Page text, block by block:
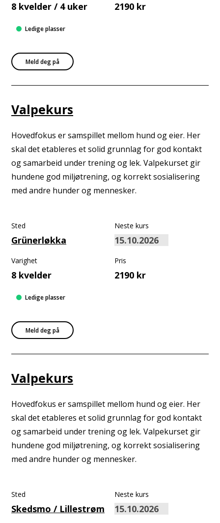
8 kvelder / 4 uker 2190 kr
Meld deg på
Ledige plasser
Valpekurs
Hovedfokus er samspillet mellom hund og eier. Her
skal det etableres et solid grunnlag for god kontakt
og samarbeid under trening og lek. Valpekurset gir
hundene god miljøtrening, og korrekt sosialisering
med andre hunder og mennesker.
Sted
Grünerløkka
Neste kurs
Varighet
8 kvelder
Pris
2190 kr
Meld deg på
Ledige plasser
Valpekurs
Hovedfokus er samspillet mellom hund og eier. Her
skal det etableres et solid grunnlag for god kontakt
og samarbeid under trening og lek. Valpekurset gir
hundene god miljøtrening, og korrekt sosialisering
med andre hunder og mennesker.
Sted
Skedsmo / Lillestrøm
Neste kurs